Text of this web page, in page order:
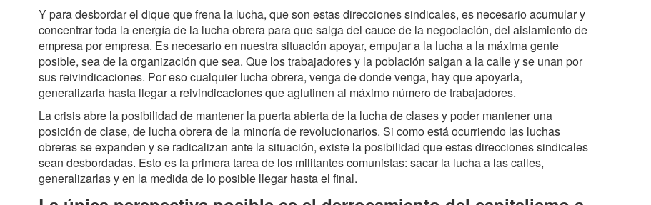
Y para desbordar el dique que frena la lucha, que son estas direcciones sindicales, es necesario acumular y
concentrar toda la energía de la lucha obrera para que salga del cauce de la negociación, del aislamiento de
empresa por empresa. Es necesario en nuestra situación apoyar, empujar a la lucha a la máxima gente
posible, sea de la organización que sea. Que los trabajadores y la población salgan a la calle y se unan por
sus reivindicaciones. Por eso cualquier lucha obrera, venga de donde venga, hay que apoyarla,
generalizarla hasta llegar a reivindicaciones que aglutinen al máximo número de trabajadores.
La crisis abre la posibilidad de mantener la puerta abierta de la lucha de clases y poder mantener una
posición de clase, de lucha obrera de la minoría de revolucionarios. Si como está ocurriendo las luchas
obreras se expanden y se radicalizan ante la situación, existe la posibilidad que estas direcciones sindicales
sean desbordadas. Esto es la primera tarea de los militantes comunistas: sacar la lucha a las calles,
generalizarlas y en la medida de lo posible llegar hasta el final.